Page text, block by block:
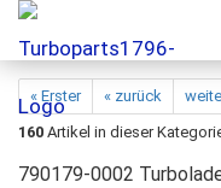
« Erster « zurück
160 Artikel in dieser
790179-0002